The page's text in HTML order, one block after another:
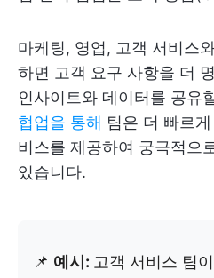
마케팅, 영업, 고객 서비스
하면 고객 요구 사항을 더
인사이트와 데이터를 공유
협업을 통해 팀은 더 빠르
비스를 제공하여 궁극적으
있습니다.
📌 예시: 고객 서비스 팀